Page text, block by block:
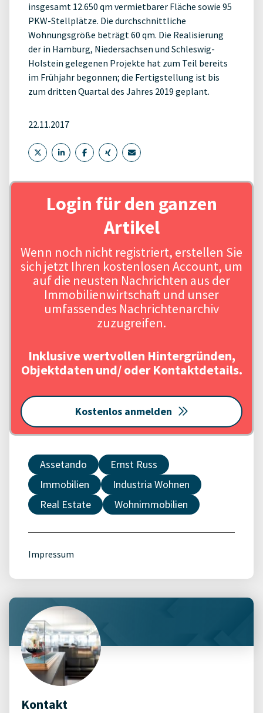
insgesamt 12.650 qm vermietbarer Fläche sowie 95
PKW-Stellplätze. Die durchschnittliche
Wohnungsgröße beträgt 60 qm. Die Realisierung
der in Hamburg, Niedersachsen und Schleswig-
Holstein gelegenen Projekte hat zum Teil bereits
im Frühjahr begonnen; die Fertigstellung ist bis
zum dritten Quartal des Jahres 2019 geplant.
22.11.2017
Login für den ganzen
Artikel
Wenn noch nicht registriert, erstellen Sie
sich jetzt Ihren kostenlosen Account, um
auf die neusten Nachrichten aus der
Immobilienwirtschaft und unser
umfassendes Nachrichtenarchiv
zuzugreifen.
Inklusive wertvollen Hintergründen,
Objektdaten und/ oder Kontaktdetails.
Kostenlos anmelden
Assetando
Ernst Russ
Immobilien
Industria Wohnen
Real Estate
Wohnimmobilien
Impressum
Kontakt